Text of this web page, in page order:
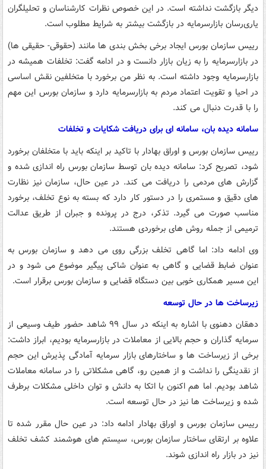
دیگر بازگشت نداشته است. در این خصوص نظرات کارشناسان و تحلیلگران
یاری‌رسان بازارسرمایه در بازگشت بیشتر به شرایط مطلوب است.
رییس سازمان بورس ایجاد برخی بخش بندی ها مانند (حقوقی- حقیقی ها)
در بازارسرمایه را به زیان بازار دانست و در ادامه گفت: تخلفات همیشه در
بازارسرمایه وجود داشته است. به نظر من برخورد با متخلفین نقش اساسی
در احیا و تقویت اعتماد مردم به بازارسرمایه دارد و سازمان بورس این مهم
را با قدرت دنبال می کند.
سامانه دیده بان، سامانه ای برای دریافت شکایات و تخلفات
رییس سازمان بورس و اوراق بهادار با تاکید بر اینکه باید با متخلفان برخورد
شود، تصریح کرد: سامانه دیده بان توسط سازمان بورس راه اندازی شده و
گزارش های مردمی را دریافت می کند. در عین حال، سازمان نیز نظارت
های دقیق و مستمری را در دستور کار دارد که بسته به نوع تخلف، برخورد
مناسب صورت می گیرد. تذکر، درج در پرونده و جبران از طریق عدالت
ترمیمی از جمله روش های برخوردی هستند.
وی ادامه داد: اما گاهی تخلف بزرگی روی می دهد و سازمان بورس به
عنوان ضابط قضایی و گاهی به عنوان شاکی پیگیر موضوع می شود و در
این مسیر همکاری خوبی بین دستگاه قضایی و سازمان بورس برقرار است.
زیرساخت ها در حال توسعه
دهقان دهنوی با اشاره به اینکه در سال ۹۹ شاهد حضور طیف وسیعی از
سرمایه گذاران و حجم بالایی از معاملات در بازارسرمایه بودیم، ابراز داشت:
برخی از زیرساخت ها و ساختارهای بازار سرمایه آمادگی پذیرش این حجم
از نقدینگی را نداشت و از همین رو، گاهی مشکلاتی را در سامانه معاملات
شاهد بودیم. اما هم اکنون با اتکا به دانش و توان داخلی مشکلات برطرف
شده و زیرساخت ها نیز در حال توسعه است.
رییس سازمان بورس و اوراق بهادار ادامه داد: در عین حال مقرر شده تا
علاوه بر ارتقای ساختار سازمان بورس، سیستم های هوشمند کشف تخلف
نیز در بازار راه اندازی شوند.